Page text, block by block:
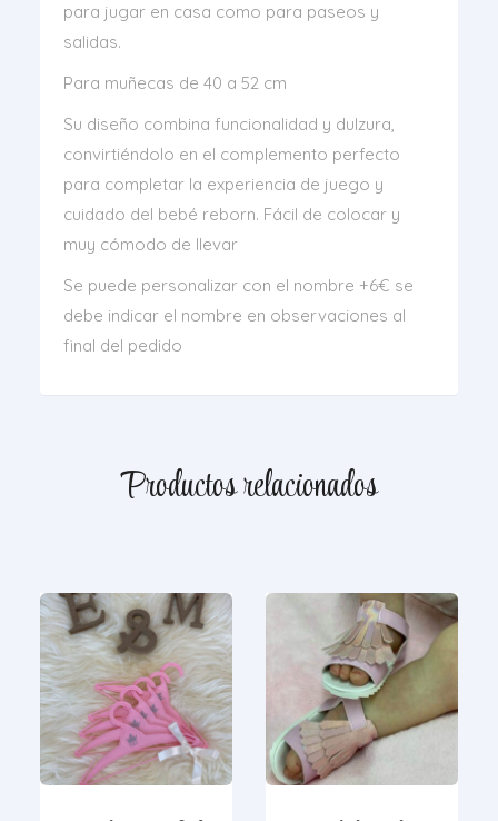
para jugar en casa como para paseos y
salidas.
Para muñecas de 40 a 52 cm
Su diseño combina funcionalidad y dulzura,
convirtiéndolo en el complemento perfecto
para completar la experiencia de juego y
cuidado del bebé reborn. Fácil de colocar y
muy cómodo de llevar
Se puede personalizar con el nombre +6€ se
debe indicar el nombre en observaciones al
final del pedido
Productos relacionados